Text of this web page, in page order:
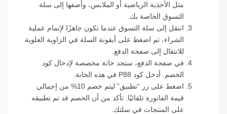
مثل الأحذية الرياضية أو الملابس، وأضفها إلى سلة
التسوق الخاصة بك.
انتقل إلى سلة التسوق عندما تكون جاهزًا لإتمام عملية
الشراء، ثم اضغط على أيقونة السلة في الزاوية العلوية
للانتقال إلى صفحة الدفع.
في صفحة الدفع، ستجد خانة مخصصة لإدخال كود
الخصم. أدخل كود P88 في هذه الخانة.
اضغط على زر “تطبيق” ليتم خصم 10% من إجمالي
قيمة الفاتورة تلقائيًا. تأكد من أن الخصم قد تم تطبيقه
على المنتجات في سلتك.